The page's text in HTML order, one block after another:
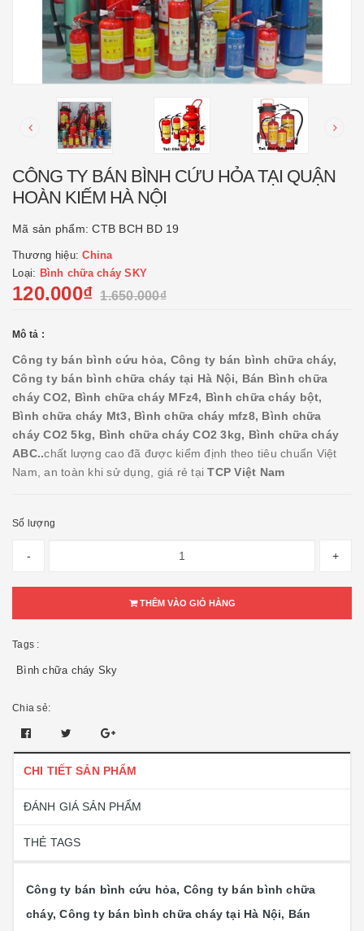
CÔNG TY BÁN BÌNH CỨU HỎA TẠI QUẬN
HOÀN KIẾM HÀ NỘI
Mã sản phẩm:CTB BCH BD 19
Thương hiệu:China
Loại: Bình chữa cháy SKY
120.000₫ 1.650.000₫
Mô tả :
Công ty bán bình cứu hỏa, Công ty bán bình chữa cháy,
Công ty bán bình chữa cháy tại Hà Nội, Bán Bình chữa
cháy CO2, Bình chữa cháy MFz4, Bình chữa cháy bột,
Bình chữa cháy Mt3, Bình chữa cháy mfz8, Bình chữa
cháy CO2 5kg, Bình chữa cháy CO2 3kg, Bình chữa cháy
ABC..chất lượng cao đã được kiểm định theo tiêu chuẩn Việt
Nam, an toàn khi sử dụng, giá rẻ tạiTCP Việt Nam
Số lượng
- +
THÊM VÀO GIỎ HÀNG
Tags :
Bình chữa cháy Sky
Chia sẻ:
CHI TIẾT SẢN PHẨM
ĐÁNH GIÁ SẢN PHẨM
THẺ TAGS
Công ty bán bình cứu hỏa, Công ty bán bình chữa
cháy, Công ty bán bình chữa cháy tại Hà Nội, Bán